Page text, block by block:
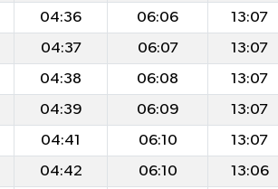
04:36 06:06 13:07
04:37 06:07 13:07
04:38 06:08 13:07
04:39 06:09 13:07
04:41 06:10 13:07
04:42 06:10 13:06